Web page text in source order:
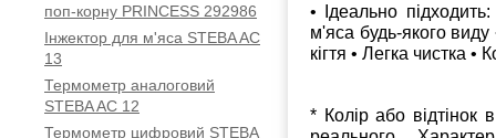
поп-корну PRINCESS 292986
Інжектор для м'яса STEBA AC
13
Термометр аналоговий
STEBA AC 12
Термометр цифровий STEBA
• Ідеально
м'яса будь-якого виду
кігтя • Легка чистка •
* Колір або відтінок